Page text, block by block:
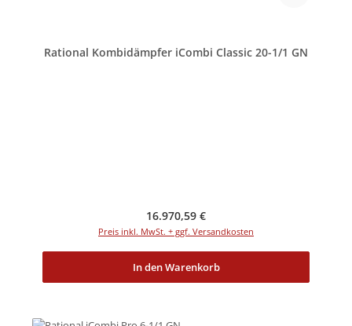
Rational Kombidämpfer iCombi Classic 20-1/1 GN
Regulärer Preis:
16.970,59 €
Preis inkl. MwSt. + ggf. Versandkosten
In den Warenkorb